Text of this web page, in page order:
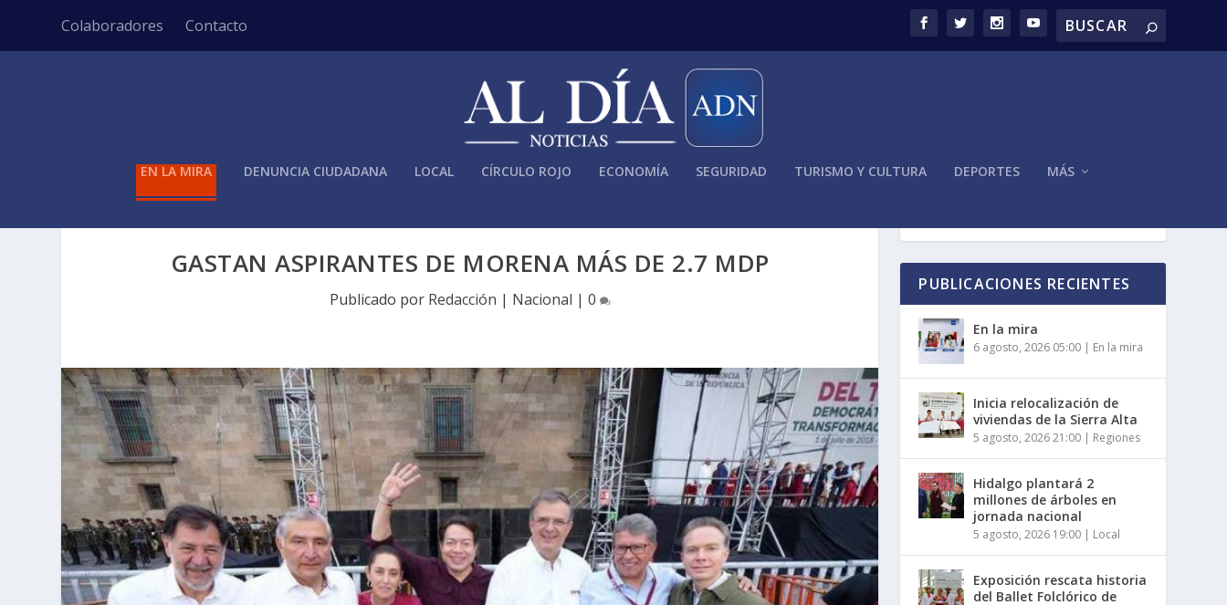
Colaboradores Contacto
EN LA MIRA DENUNCIA CIUDADANA LOCAL CÍRCULO ROJO ECONOMÍA SEGURIDAD TURISMO Y CULTURA DEPORTES MÁS
GASTAN ASPIRANTES DE MORENA MÁS DE 2.7 MDP
Publicado por Redacción | Nacional | 0
PUBLICACIONES RECIENTES
En la mira
6 agosto, 2026 05:00 | En la mira
Inicia relocalización de
viviendas de la Sierra Alta
5 agosto, 2026 21:00 | Regiones
Hidalgo plantará 2
millones de árboles en
jornada nacional
5 agosto, 2026 19:00 | Local
Exposición rescata historia
del Ballet Folclórico de